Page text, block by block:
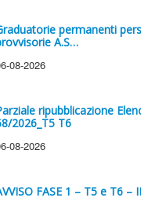
permanenti
A.S…
08-2026
ripubblicazione
2026_T5 T6
08-2026
FASE 1 – T5 e T6 –